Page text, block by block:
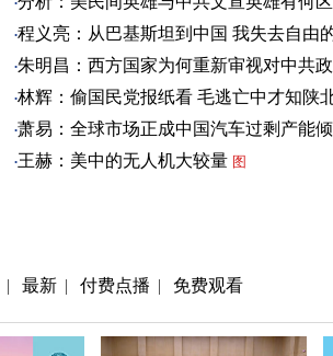
别 图
程义亮：从巴基斯坦到中国 我失去自由
两年
朱明昌：西方国家为何重新审视对中共政
策？
图
林辉：偷国民党报纸看 毛逃亡中才知陕
有刘志丹 图
萧易：全球市场正成中国汽车过剩产能倾
销地
图
王赫：美中的无人机大较量 图
| 最新 | 付费点播 | 免费观看